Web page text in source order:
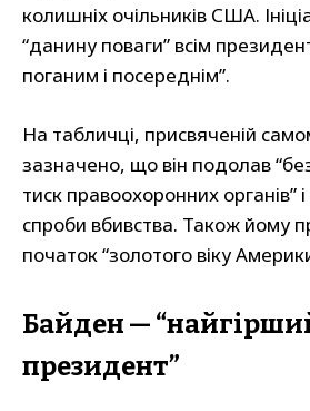
колишніх очільників США.
“данину поваги” всім
поганим і посереднім”.
На табличці, присвяченій
зазначено, що він подолав
тиск правоохоронних органів”
спроби вбивства. Також йому
початок “золотого віку
Байден —
президент”